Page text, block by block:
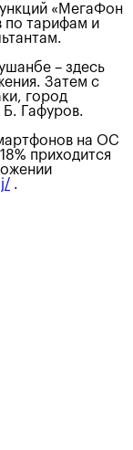
«МегаФон
по тарифам и
– здесь
Затем с
город
Гафуров.
на ОС
приходится
.